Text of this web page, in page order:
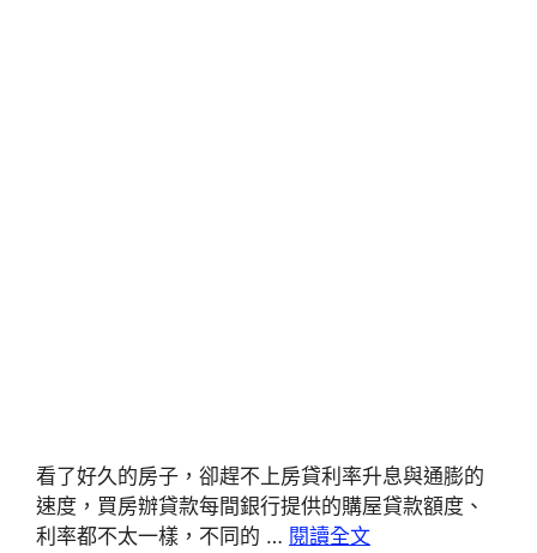
看了好久的房子，卻趕不上房貸利率升息與通膨的
速度，買房辦貸款每間銀行提供的購屋貸款額度、
利率都不太一樣，不同的 … 閱讀全文